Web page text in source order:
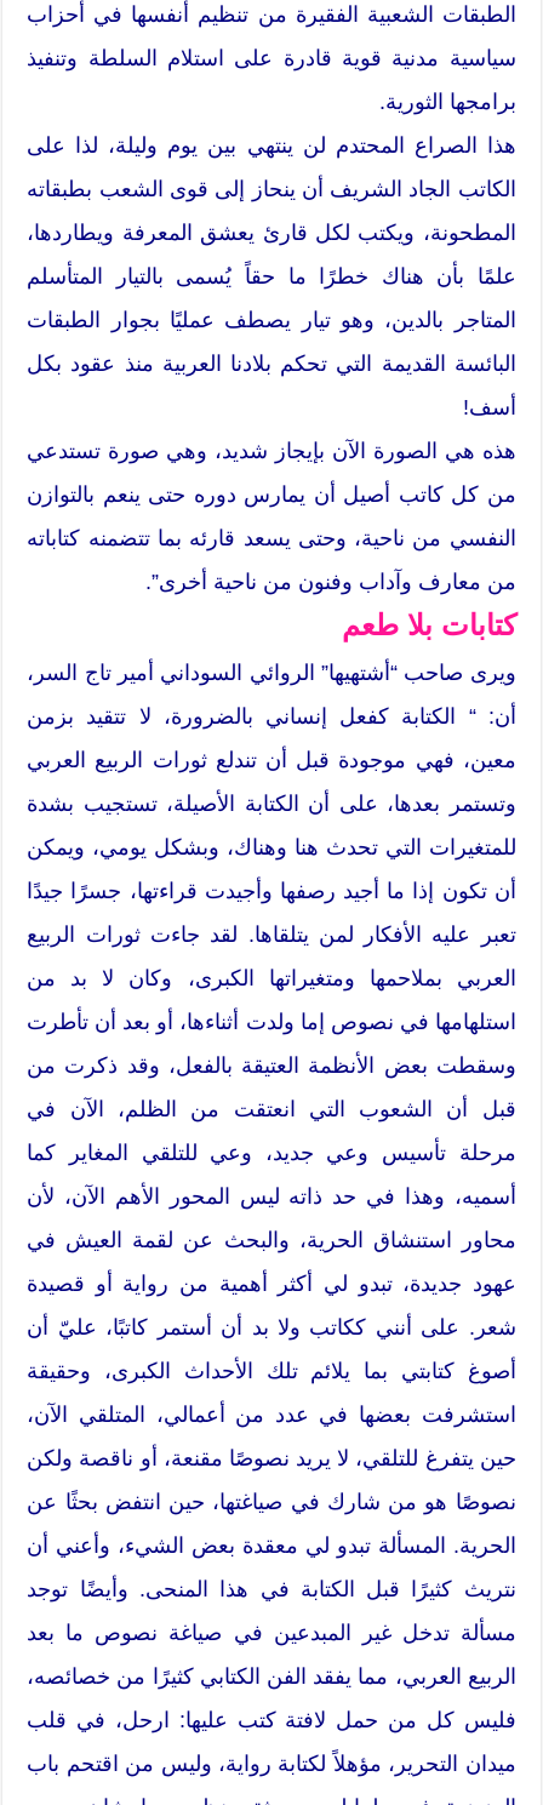
الطبقات الشعبية الفقيرة من تنظيم أنفسها في أحزاب
سياسية مدنية قوية قادرة على استلام السلطة وتنفيذ
برامجها الثورية.
هذا الصراع المحتدم لن ينتهي بين يوم وليلة، لذا على
الكاتب الجاد الشريف أن ينحاز إلى قوى الشعب بطبقاته
المطحونة، ويكتب لكل قارئ يعشق المعرفة ويطاردها،
علمًا بأن هناك خطرًا ما حقاً يُسمى بالتيار المتأسلم
المتاجر بالدين، وهو تيار يصطف عمليًا بجوار الطبقات
البائسة القديمة التي تحكم بلادنا العربية منذ عقود بكل
أسف!
هذه هي الصورة الآن بإيجاز شديد، وهي صورة تستدعي
من كل كاتب أصيل أن يمارس دوره حتى ينعم بالتوازن
النفسي من ناحية، وحتى يسعد قارئه بما تتضمنه كتاباته
من معارف وآداب وفنون من ناحية أخرى”.
كتابات بلا طعم
ويرى صاحب “أشتهيها” الروائي السوداني أمير تاج السر،
أن: “ الكتابة كفعل إنساني بالضرورة، لا تتقيد بزمن
معين، فهي موجودة قبل أن تندلع ثورات الربيع العربي
وتستمر بعدها، على أن الكتابة الأصيلة، تستجيب بشدة
للمتغيرات التي تحدث هنا وهناك، وبشكل يومي، ويمكن
أن تكون إذا ما أجيد رصفها وأجيدت قراءتها، جسرًا جيدًا
تعبر عليه الأفكار لمن يتلقاها. لقد جاءت ثورات الربيع
العربي بملاحمها ومتغيراتها الكبرى، وكان لا بد من
استلهامها في نصوص إما ولدت أثناءها، أو بعد أن تأطرت
وسقطت بعض الأنظمة العتيقة بالفعل، وقد ذكرت من
قبل أن الشعوب التي انعتقت من الظلم، الآن في
مرحلة تأسيس وعي جديد، وعي للتلقي المغاير كما
أسميه، وهذا في حد ذاته ليس المحور الأهم الآن، لأن
محاور استنشاق الحرية، والبحث عن لقمة العيش في
عهود جديدة، تبدو لي أكثر أهمية من رواية أو قصيدة
شعر. على أنني ككاتب ولا بد أن أستمر كاتبًا، عليّ أن
أصوغ كتابتي بما يلائم تلك الأحداث الكبرى، وحقيقة
استشرفت بعضها في عدد من أعمالي، المتلقي الآن،
حين يتفرغ للتلقي، لا يريد نصوصًا مقنعة، أو ناقصة ولكن
نصوصًا هو من شارك في صياغتها، حين انتفض بحثًا عن
الحرية. المسألة تبدو لي معقدة بعض الشيء، وأعني أن
نتريث كثيرًا قبل الكتابة في هذا المنحى. وأيضًا توجد
مسألة تدخل غير المبدعين في صياغة نصوص ما بعد
الربيع العربي، مما يفقد الفن الكتابي كثيرًا من خصائصه،
فليس كل من حمل لافتة كتب عليها: ارحل، في قلب
ميدان التحرير، مؤهلاً لكتابة رواية، وليس من اقتحم باب